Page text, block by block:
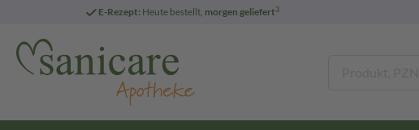
E-Rezept: Heute bestellt, morgen geliefert3